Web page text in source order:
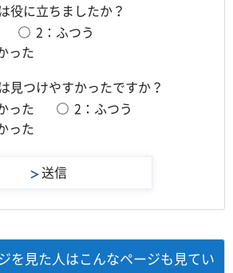
役に立ちましたか？
2：ふつう
った
見つけやすかったですか？
った
2：ふつう
った
を見た人はこんなページも見てい